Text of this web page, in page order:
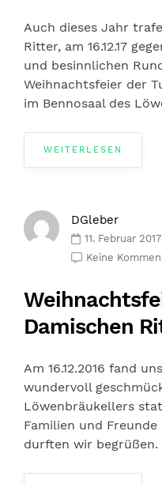
Auch dieses Jahr
Ritter, am 16.12.17
und besinnlichen
Weihnachtsfeier der
im Bennosaal des
WEITERLESEN
DGleber
11. Februar 2017
Keine
Damischen
Am 16.12.2016 fand
wundervoll
Löwenbräukellers
Familien und
durften wir begrüßen.